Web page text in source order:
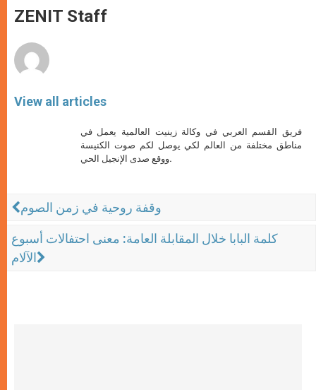
p
p
g
e
o
k
ZENIT Staff
View all articles
فريق القسم العربي في وكالة زينيت العالمية يعمل في
مناطق مختلفة من العالم لكي يوصل لكم صوت الكنيسة
ووقع صدى الإنجيل الحي.
وقفة روحية في زمن الصوم
كلمة البابا خلال المقابلة العامة: معنى احتفالات أسبوع
الآلام